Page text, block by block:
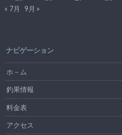
« 7月
9月 »
ナビゲーション
ホ－ム
釣果情報
料金表
アクセス